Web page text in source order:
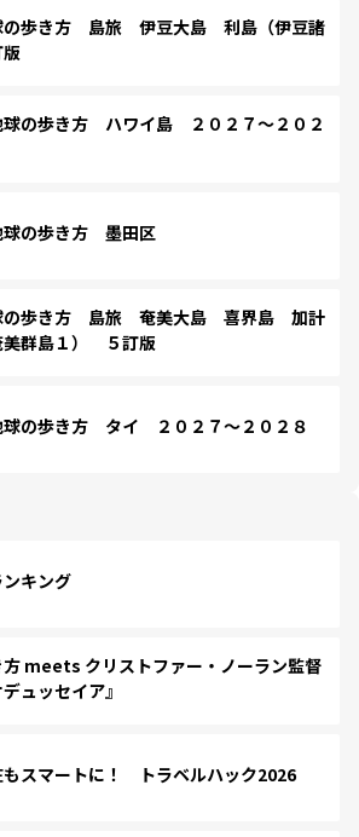
歩き方 島旅 伊豆大島 利島（伊豆諸
の歩き方 ハワイ島 ２０２７～２０２
の歩き方 墨田区
の歩き方 島旅 奄美大島 喜界島 加計
美群島１） ５訂版
の歩き方 タイ ２０２７～２０２８
キング
meets クリストファー・ノーラン監督
ュッセイア』
もスマートに！ トラベルハック2026